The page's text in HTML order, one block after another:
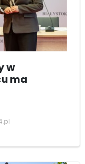
w
ma